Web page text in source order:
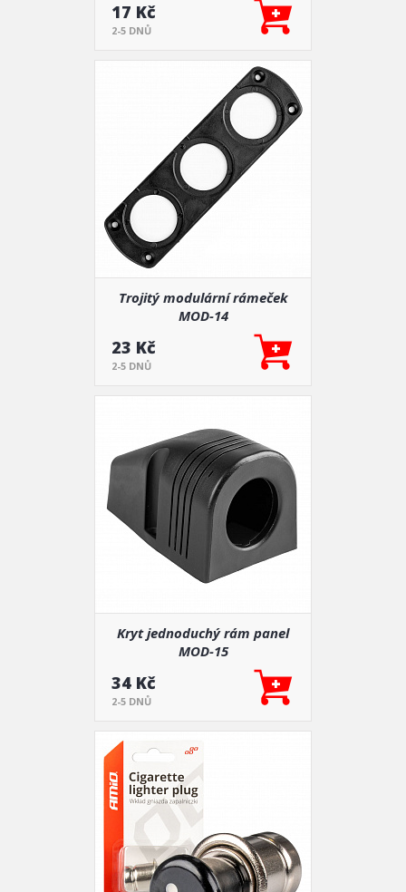
17 Kč
2-5 DNŮ
Trojitý modulární rámeček
MOD-14
23 Kč
2-5 DNŮ
Kryt jednoduchý rám panel
MOD-15
34 Kč
2-5 DNŮ